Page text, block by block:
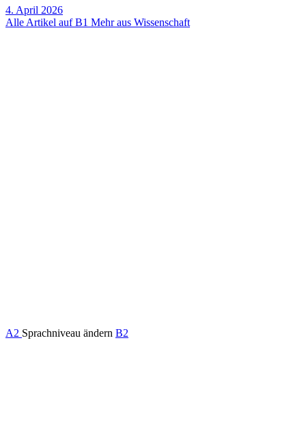
4. April 2026
Alle Artikel auf B1 Mehr aus Wissenschaft
A2 Sprachniveau ändern B2